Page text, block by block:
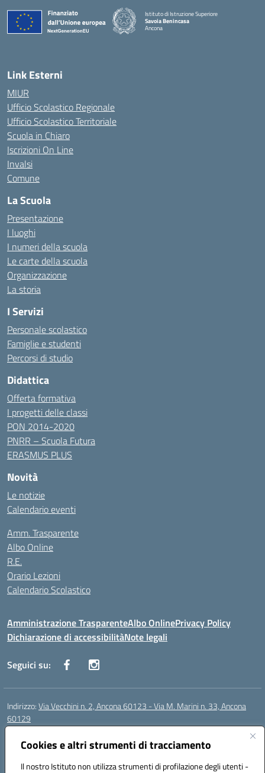
Cookies e altri strumenti di tracciamento
Il nostro Istituto non utilizza strumenti di profilazione degli utenti -
Istituto di Istruzione Superiore
Savoia Benincasa
Ancona
Link Esterni
MIUR
Ufficio Scolastico Regionale
Ufficio Scolastico Territoriale
Scuola in Chiaro
Iscrizioni On Line
Invalsi
Comune
La Scuola
Presentazione
I luoghi
I numeri della scuola
Le carte della scuola
Organizzazione
La storia
I Servizi
Personale scolastico
Famiglie e studenti
Percorsi di studio
Didattica
Offerta formativa
I progetti delle classi
PON 2014-2020
PNRR – Scuola Futura
ERASMUS PLUS
Novità
Le notizie
Calendario eventi
Amm. Trasparente
Albo Online
R.E.
Orario Lezioni
Calendario Scolastico
Amministrazione TrasparenteAlbo OnlinePrivacy Policy
Dichiarazione di accessibilitàNote legali
Seguici su:
Indirizzo:Via Vecchini n. 2, Ancona 60123 - Via M. Marini n. 33, Ancona
60129
Centralino:
Posta elettronica certificata (PEC):anis01200g@pec.istruzione.it
Codice fiscale: 93122280428